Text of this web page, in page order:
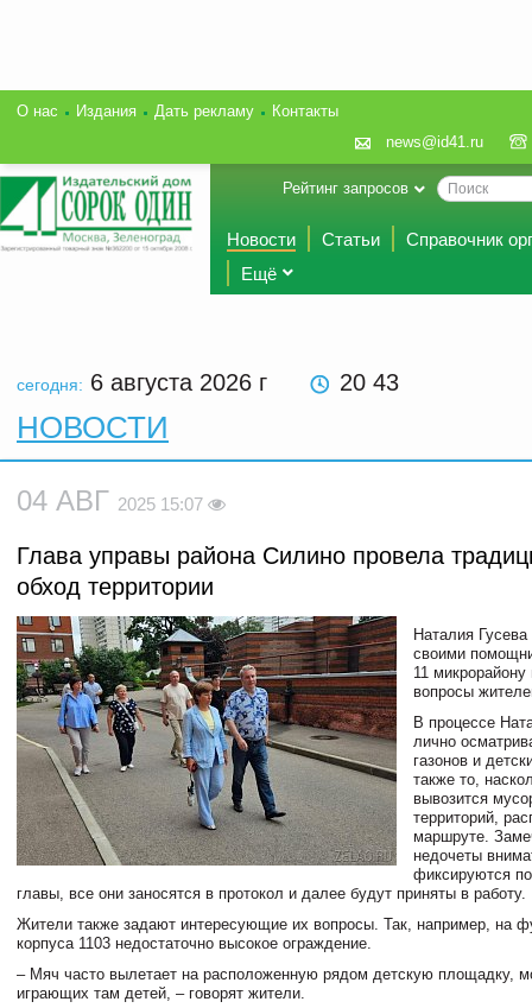
О нас Издания Дать рекламу
Контакты
news@id41.ru
Рейтинг запросов
Новости Статьи
Справочник
Ещё
сегодня: 6 августа 2026 г 20 43
НОВОСТИ
04 АВГ 2025 15:07
Глава управы района Силино провела
обход территории
Наталия
своими
11 микрорайону
вопросы
В процессе
лично
газонов и
также то,
вывозится
территорий,
маршруте.
недочеты
фиксируются
главы, все они заносятся в протокол и далее будут приняты в работу.
Жители также задают интересующие их вопросы. Так, например, на
корпуса 1103 недостаточно высокое ограждение.
– Мяч часто вылетает на расположенную рядом детскую площадку,
играющих там детей, – говорят жители.